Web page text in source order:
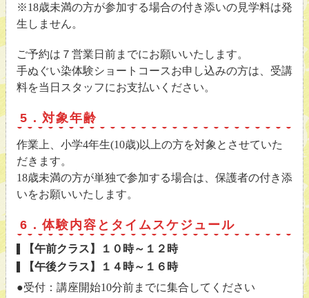
※18歳未満の方が参加する場合の付き添いの見学料は発
生しません。
ご予約は７営業日前までにお願いいたします。
手ぬぐい染体験ショートコースお申し込みの方は、受講
料を当日スタッフにお支払いください。
5．対象年齢
作業上、小学4年生(10歳)以上の方を対象とさせていた
だきます。
18歳未満の方が単独で参加する場合は、保護者の付き添
いをお願いいたします。
6．体験内容とタイムスケジュール
【午前クラス】１０時～１２時
【午後クラス】１４時～１６時
●受付：講座開始10分前までに集合してください